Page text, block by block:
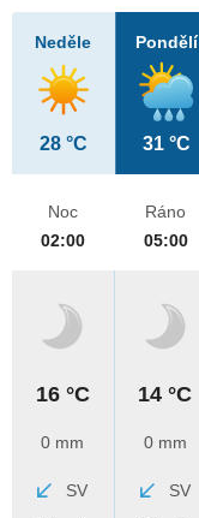
Neděle
28 °C
Pondělí
31 °C
Noc
02:00
16 °C
0 mm
SV
Ráno
05:00
14 °C
0 mm
SV